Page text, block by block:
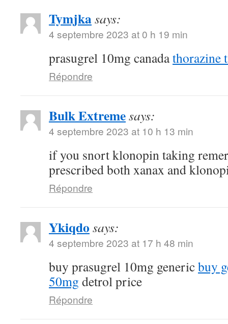
Tymjkasays:
4 septembre 2023 at 0 h 19 min
prasugrel 10mg canadathorazine
Répondre
Bulk Extremesays:
4 septembre 2023 at 10 h 13 min
if you snort klonopin taking
prescribed both xanax and
Répondre
Ykiqdo says:
4 septembre 2023 at 17 h 48 min
buy prasugrel 10mg genericbuy
50mg detrol price
Répondre